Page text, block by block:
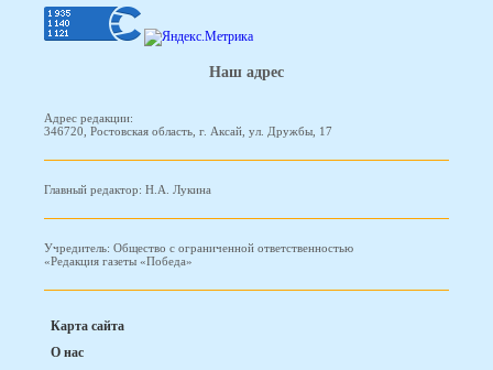
Наш адрес
Адрес редакции:
346720, Ростовская область, г. Аксай, ул. Дружбы, 17
Главный редактор: Н.А. Лукина
Учредитель: Общество с ограниченной ответственностью
«Редакция газеты «Победа»
Карта сайта
О нас